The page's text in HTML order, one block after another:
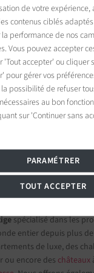
de Ré
Félix Faure
en-Ré, France
sur les réseaux
LUXE - Les plus belles
de nos
agences
nous vos projets
spécialisé dans les
entier depuis plus
de luxe, des
ou encore des châteaux
de votre expérience,
contenus ciblés
performance de nos
Vous pouvez accepter
'Tout accepter' ou cliquer
pour gérer vos
possibilité de refuser
au bon
sur 'Continuer sans
PARAMÉTRER
TOUT ACCEPTER